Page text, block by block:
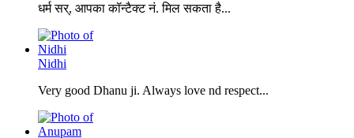
धर्म सर्, आपका कॉन्टैक्ट नं. मिल सकता है...
Nidhi
Very good Dhanu ji. Always love nd respect...